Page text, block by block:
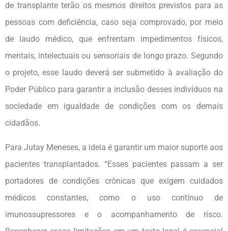
de transplante terão os mesmos direitos previstos para as
pessoas com deficiência, caso seja comprovado, por meio
de laudo médico, que enfrentam impedimentos físicos,
mentais, intelectuais ou sensoriais de longo prazo. Segundo
o projeto, esse laudo deverá ser submetido à avaliação do
Poder Público para garantir a inclusão desses indivíduos na
sociedade em igualdade de condições com os demais
cidadãos.
Para Jutay Meneses, a ideia é garantir um maior suporte aos
pacientes transplantados. “Esses pacientes passam a ser
portadores de condições crônicas que exigem cuidados
médicos constantes, como o uso contínuo de
imunossupressores e o acompanhamento de risco.